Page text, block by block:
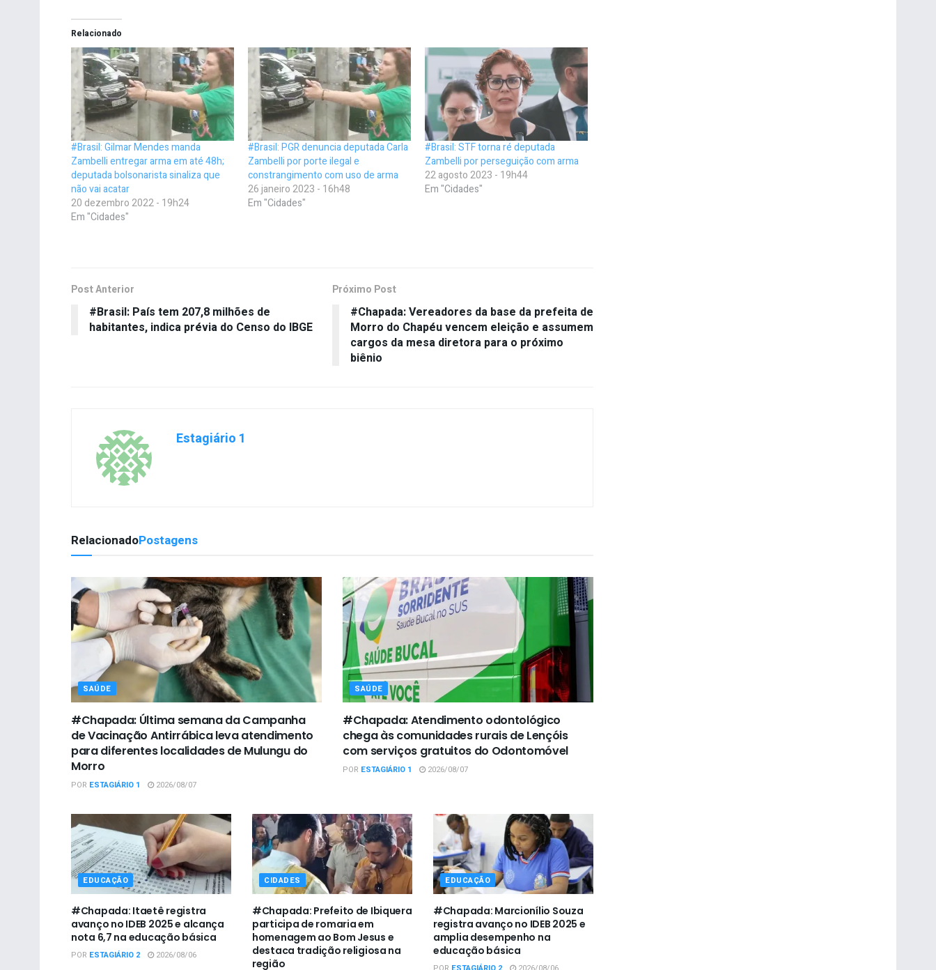
Relacionado
#Brasil: Gilmar Mendes manda
Zambelli entregar arma em até 48h;
deputada bolsonarista sinaliza que
não vai acatar
20 dezembro 2022 - 19h24
Em "Cidades"
#Brasil: PGR denuncia deputada Carla
Zambelli por porte ilegal e
constrangimento com uso de arma
26 janeiro 2023 - 16h48
Em "Cidades"
#Brasil: STF torna ré deputada
Zambelli por perseguição com arma
22 agosto 2023 - 19h44
Em "Cidades"
Post Anterior
#Brasil: País tem 207,8 milhões de
habitantes, indica prévia do Censo do IBGE
Próximo Post
#Chapada: Vereadores da base da prefeita de
Morro do Chapéu vencem eleição e assumem
cargos da mesa diretora para o próximo
biênio
Estagiário 1
RelacionadoPostagens
SAÚDE
#Chapada: Última semana da Campanha
de Vacinação Antirrábica leva atendimento
para diferentes localidades de Mulungu do
Morro
POR ESTAGIÁRIO 1 2026/08/07
SAÚDE
#Chapada: Atendimento odontológico
chega às comunidades rurais de Lençóis
com serviços gratuitos do Odontomóvel
POR ESTAGIÁRIO 1 2026/08/07
EDUCAÇÃO
#Chapada: Itaetê registra
avanço no IDEB 2025 e alcança
nota 6,7 na educação básica
POR ESTAGIÁRIO 2 2026/08/06
CIDADES
#Chapada: Prefeito de Ibiquera
participa de romaria em
homenagem ao Bom Jesus e
destaca tradição religiosa na
região
EDUCAÇÃO
#Chapada: Marcionílio Souza
registra avanço no IDEB 2025 e
amplia desempenho na
educação básica